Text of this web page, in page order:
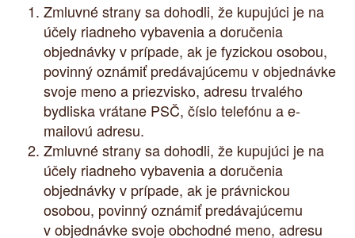
Zmluvné strany sa dohodli, že kupujúci je na
účely riadneho vybavenia a doručenia
objednávky v prípade, ak je fyzickou osobou,
povinný oznámiť predávajúcemu v objednávke
svoje meno a priezvisko, adresu trvalého
bydliska vrátane PSČ, číslo telefónu a e-
mailovú adresu.
Zmluvné strany sa dohodli, že kupujúci je na
účely riadneho vybavenia a doručenia
objednávky v prípade, ak je právnickou
osobou, povinný oznámiť predávajúcemu
v objednávke svoje obchodné meno, adresu